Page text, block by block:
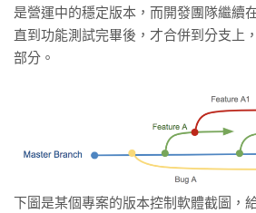
是營運中的穩定版本，而開發團隊繼續
直到功能測試完畢後，才合併到分支上
部分。
下圖是某個專案的版本控制軟體截圖，